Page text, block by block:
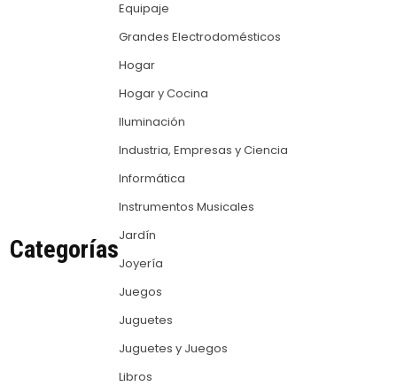
Categorías
Equipaje
Grandes Electrodomésticos
Hogar
Hogar y Cocina
Iluminación
Industria, Empresas y Ciencia
Informática
Instrumentos Musicales
Jardín
Joyería
Juegos
Juguetes
Juguetes y Juegos
Libros